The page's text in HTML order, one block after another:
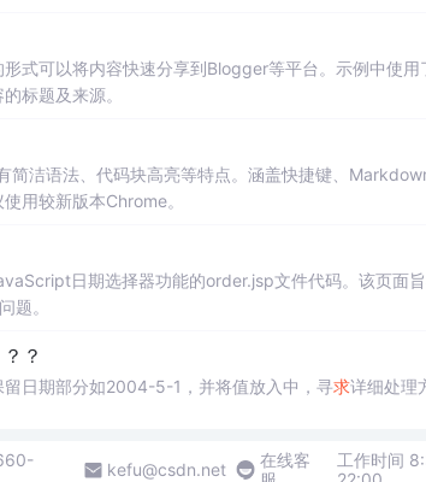
式可以将内容快速分享到Blogger等平台。示例中使
标题及来源。
洁语法、代码块高亮等特点。涵盖快捷键、
用较新版本Chrome。
日期选择器功能的order.jsp文件代码。该页面
题。
？？
日期部分如2004-5-1，并将值放入中，寻求详细处理
kefu@csdn.net
在线客
工作时间